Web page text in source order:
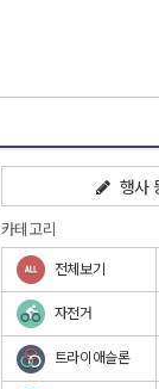
행사
카테고리
전체보기
자전거
트라이애슬론